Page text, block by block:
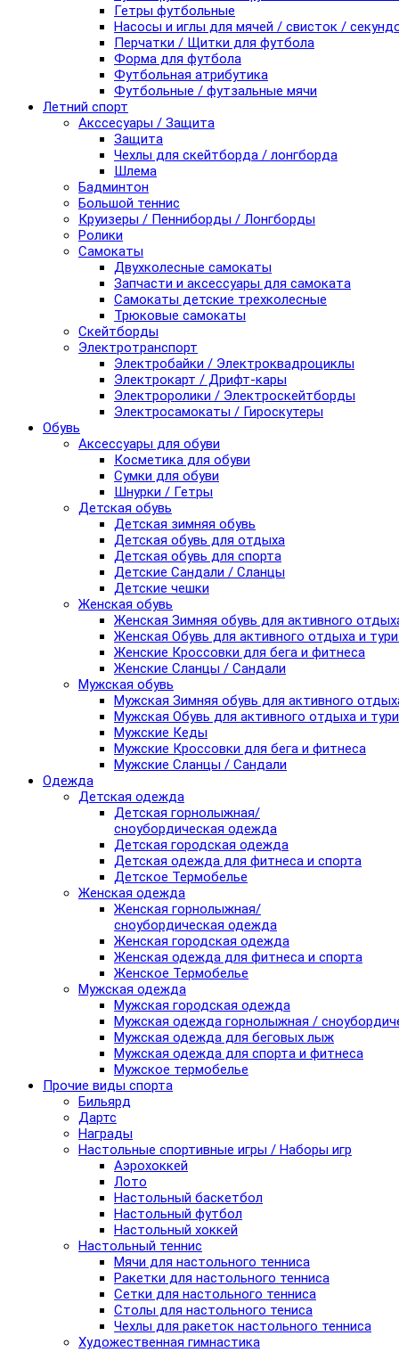
Гетры футбольные
Насосы и иглы для мячей / свисток /
Перчатки / Щитки для футбола
Форма для футбола
Футбольная атрибутика
Футбольные / футзальные мячи
Летний спорт
Акссесуары / Защита
Защита
Чехлы для скейтборда / лонгборда
Шлема
Бадминтон
Большой теннис
Круизеры / Пенниборды / Лонгборды
Ролики
Самокаты
Двухколесные самокаты
Запчасти и аксессуары для самоката
Самокаты детские трехколесные
Трюковые самокаты
Скейтборды
Электротранспорт
Электробайки / Электроквадроциклы
Электрокарт / Дрифт-кары
Электроролики / Электроскейтборды
Электросамокаты / Гироскутеры
Обувь
Аксессуары для обуви
Косметика для обуви
Сумки для обуви
Шнурки / Гетры
Детская обувь
Детская зимняя обувь
Детская обувь для отдыха
Детская обувь для спорта
Детские Сандали / Сланцы
Детские чешки
Женская обувь
Женская Зимняя обувь для активного
Женская Обувь для активного отдыха и
Женские Кроссовки для бега и фитнеса
Женские Сланцы / Сандали
Мужская обувь
Мужская Зимняя обувь для активного
Мужская Обувь для активного отдыха и
Мужские Кеды
Мужские Кроссовки для бега и фитнеса
Мужские Сланцы / Сандали
Одежда
Детская одежда
Детская горнолыжная/
сноубордическая одежда
Детская городская одежда
Детская одежда для фитнеса и спорта
Детское Термобелье
Женская одежда
Женская горнолыжная/
сноубордическая одежда
Женская городская одежда
Женская одежда для фитнеса и спорта
Женское Термобелье
Мужская одежда
Мужская городская одежда
Мужская одежда горнолыжная /
Мужская одежда для беговых лыж
Мужская одежда для спорта и фитнеса
Мужское термобелье
Прочие виды спорта
Бильярд
Дартс
Награды
Настольные спортивные игры / Наборы игр
Аэрохоккей
Лото
Настольный баскетбол
Настольный футбол
Настольный хоккей
Настольный теннис
Мячи для настольного тенниса
Ракетки для настольного тенниса
Сетки для настольного тенниса
Столы для настольного тениса
Чехлы для ракеток настольного тенниса
Художественная гимнастика